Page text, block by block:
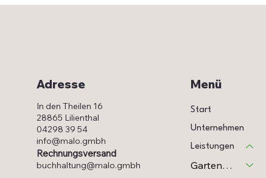
In den Theilen 16
28865 Lilienthal
04298 39 54
info@malo.gmbh
Rechnungsversand
buchhaltung@malo.gmbh
Adresse Menü
Start
Unternehmen
Leistungen
Garten- & Landschaftsbau